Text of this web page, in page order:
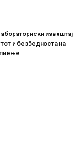
извештај
и безбедноста на